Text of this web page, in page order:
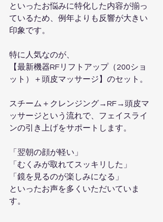
といったお悩みに特化した内容が揃っ
ているため、例年よりも反響が大きい
印象です。
特に人気なのが、
【最新機器RFリフトアップ（200ショ
ット）＋頭皮マッサージ】のセット。
スチーム＋クレンジング→RF→頭皮マ
ッサージという流れで、フェイスライ
ンの引き上げをサポートします。
「翌朝の顔が軽い」
「むくみが取れてスッキリした」
「鏡を見るのが楽しみになる」
といったお声を多くいただいていま
す。